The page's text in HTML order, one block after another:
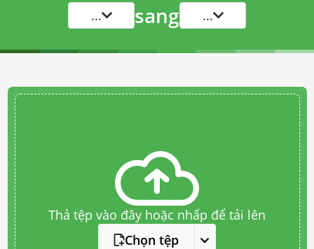
... sang ...
Thả tệp vào đây hoặc nhấp để tải lên
Chọn tệp